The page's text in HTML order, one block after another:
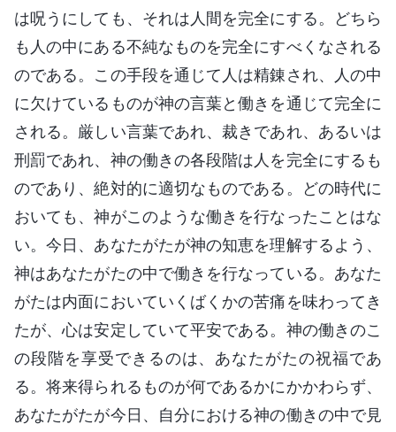
は呪うにしても、それは人間を完全にする。どちら
も人の中にある不純なものを完全にすべくなされる
のである。この手段を通じて人は精錬され、人の中
に欠けているものが神の言葉と働きを通じて完全に
される。厳しい言葉であれ、裁きであれ、あるいは
刑罰であれ、神の働きの各段階は人を完全にするも
のであり、絶対的に適切なものである。どの時代に
おいても、神がこのような働きを行なったことはな
い。今日、あなたがたが神の知恵を理解するよう、
神はあなたがたの中で働きを行なっている。あなた
がたは内面においていくばくかの苦痛を味わってき
たが、心は安定していて平安である。神の働きのこ
の段階を享受できるのは、あなたがたの祝福であ
る。将来得られるものが何であるかにかかわらず、
あなたがたが今日、自分における神の働きの中で見